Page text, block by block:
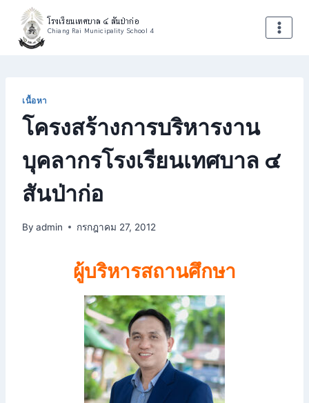
content
โรงเรียนเทศบาล ๔ สันป่าก่อ
Chiang Rai Municipality School 4
เนื้อหา
โครงสร้างการบริหารงาน
บุคลากรโรงเรียนเทศบาล ๔
สันป่าก่อ
By admin กรกฎาคม 27, 2012
ผู้บริหารสถานศึกษา